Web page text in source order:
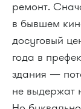
ремонт.
в бывшем
досуговый
года в
здания —
не выдержат